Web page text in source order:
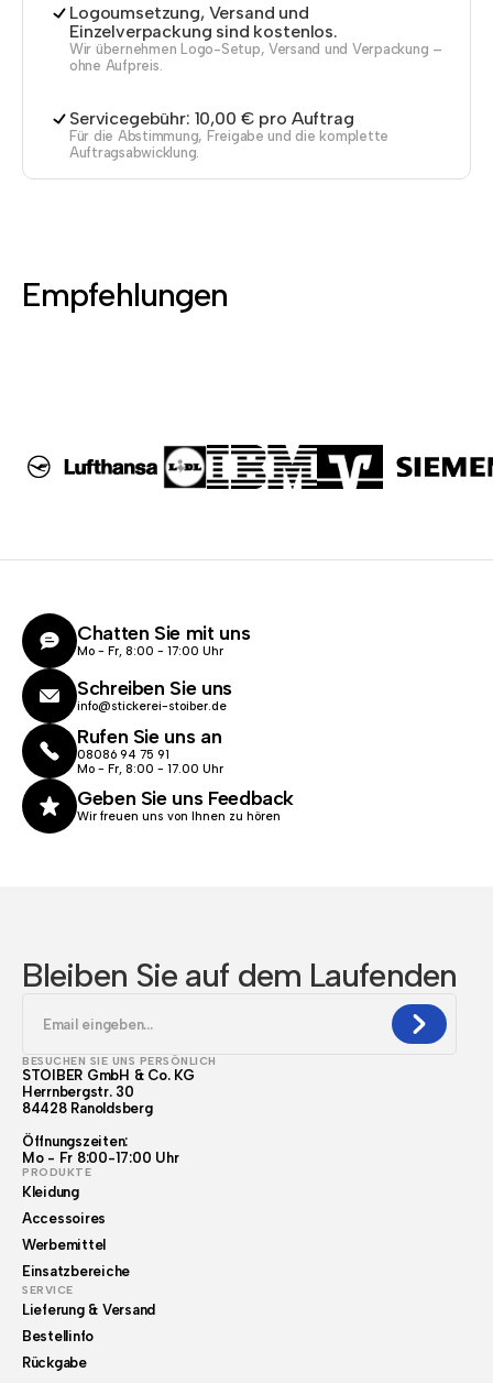
Logoumsetzung, Versand und
Einzelverpackung sind kostenlos.
Wir übernehmen Logo-Setup, Versand und Verpackung –
ohne Aufpreis.
Servicegebühr: 10,00 € pro Auftrag
Für die Abstimmung, Freigabe und die komplette
Auftragsabwicklung.
Empfehlungen
Chatten Sie mit uns
Mo - Fr, 8:00 - 17:00 Uhr
Schreiben Sie uns
info@stickerei-stoiber.de
Rufen Sie uns an
08086 94 75 91
Mo - Fr, 8:00 - 17.00 Uhr
Geben Sie uns Feedback
Wir freuen uns von Ihnen zu hören
Bleiben Sie auf dem Laufenden
BESUCHEN SIE UNS PERSÖNLICH
STOIBER GmbH & Co. KG
Herrnbergstr. 30
84428 Ranoldsberg
Öffnungszeiten:
Mo - Fr 8:00-17:00 Uhr
PRODUKTE
Kleidung
Accessoires
Werbemittel
Einsatzbereiche
SERVICE
Lieferung & Versand
Bestellinfo
Rückgabe